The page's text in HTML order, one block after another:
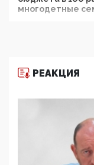
многодетные
11:53, 09 Июня 2026
деятельность
повестку в
09:43, 01 Июня 2026
5G за счет
отобрать у
РЕАКЦИЯ